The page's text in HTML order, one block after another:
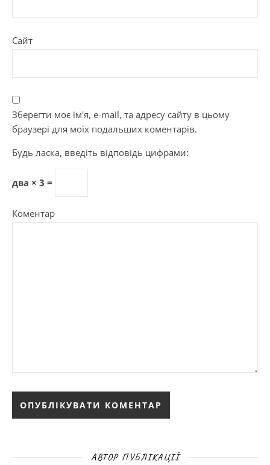
Сайт
Зберегти моє ім'я, e-mail, та адресу сайту в цьому
браузері для моїх подальших коментарів.
Будь ласка, введіть відповідь цифрами:
два × 3 =
Коментар
АВТОР ПУБЛІКАЦІЇ